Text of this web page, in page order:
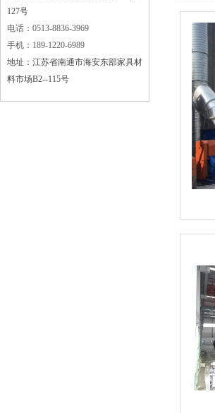
127号
电话：0513-8836-3969
手机：189-1220-6989
地址：江苏省南通市海安东部家具材
料市场B2--115号